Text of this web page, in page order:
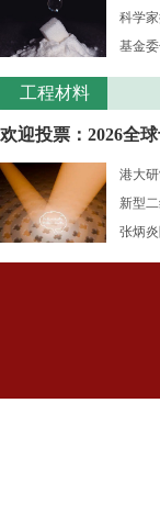
科学
基金
工程材料
欢迎投票：2026全
港大
新型
张炳